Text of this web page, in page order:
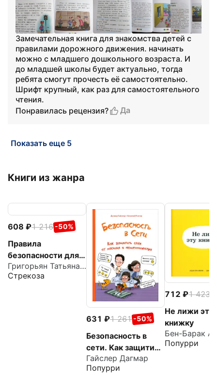
Замечательная книга для знакомства детей с
правилами дорожного движения. начинать
можно с младшего дошкольного возраста. И
до младшей школы будет актуально, тогда
ребята смогут прочесть её самостоятельно.
Шрифт крупный, как раз для самостоятельного
чтения.
Понравилась рецензия?
Да
Показать еще 5
Книги из жанра
608 1 216 -50%
Правила
безопасности для
маленьких детей Григорьян Татьяна Анатольевна
Стрекоза
631 1 261 -50%
Безопасность в
сети. Как защитить
себя от насилия и
мошенничества
Гайслер Дагмар
Попурри
712 1 423
Не лижи эту
книжку
Бен-Барак
Попурри